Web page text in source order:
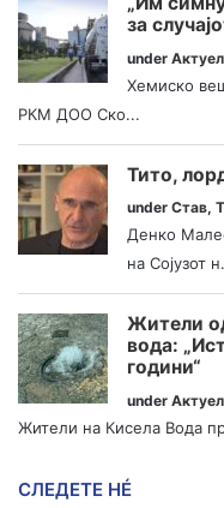
за
under
Хемиско
РКМ ДОО Ско...
Тито,
under Став,
Денко
на Сојузот
Жители
вода:
години“
under
Жители на Кисела Вода
СЛЕДЕТЕ НÉ